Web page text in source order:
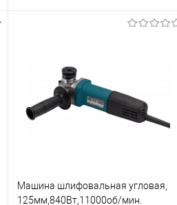
К сравнению
В избранное
В наличии
Машина шлифовальная угловая,
125мм,840Вт,11000об/мин.